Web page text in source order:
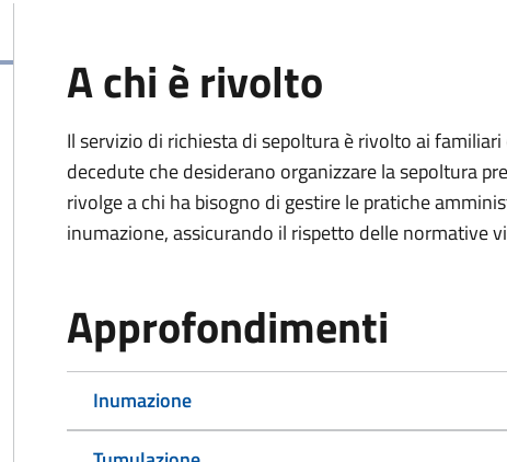
A chi è rivolto
Il servizio di richiesta di sepoltura è rivolto ai
decedute che desiderano organizzare la sepoltura
rivolge a chi ha bisogno di gestire le pratiche
inumazione, assicurando il rispetto delle normative
Approfondimenti
Inumazione